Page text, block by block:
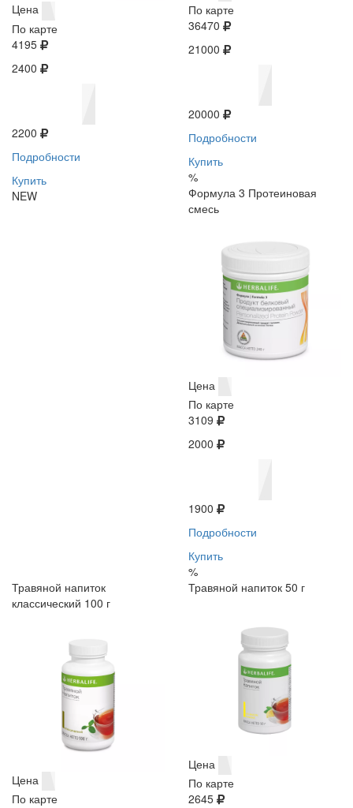
Цена
По карте
4195
2400
2200
Подробности
Купить
NEW
По карте
36470
21000
20000
Подробности
Купить
%
Формула 3 Протеиновая
смесь
Цена
По карте
3109
2000
1900
Подробности
Купить
%
Травяной напиток
классический 100 г
Цена
По карте
Травяной напиток 50 г
Цена
По карте
2645